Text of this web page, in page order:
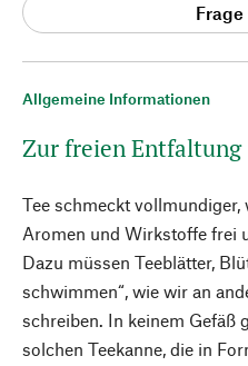
Allgemeine Informationen
Zur freien Entfaltung
Tee schmeckt
Aromen und Wirkstoffe frei
Dazu müssen Teeblätter,
schwimmen“, wie wir an
schreiben. In keinem Gefäß
solchen Teekanne, die in